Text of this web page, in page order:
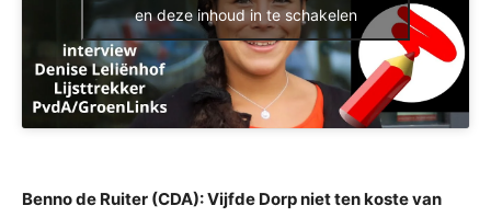
en deze inhoud in te schakelen
Benno de Ruiter (CDA): Vijfde Dorp niet ten koste van